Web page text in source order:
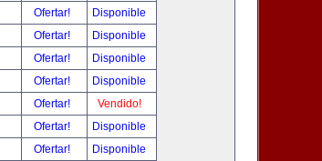
Ofertar!
Disponible
Ofertar!
Disponible
Ofertar!
Disponible
Ofertar!
Disponible
Ofertar!
Vendido!
Ofertar!
Disponible
Ofertar!
Disponible